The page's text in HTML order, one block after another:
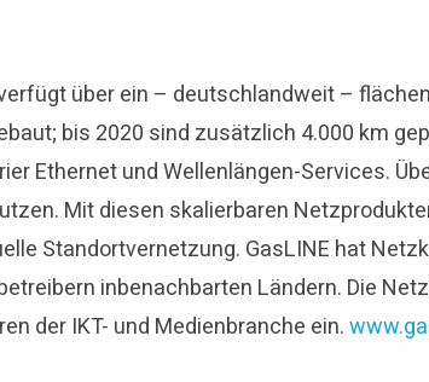
über ein – deutschlandweit –
bis 2020 sind zusätzlich 4.000 km
Ethernet und Wellenlängen-Services.
Mit diesen skalierbaren
Standortvernetzung. GasLINE hat
inbenachbarten Ländern. Die
der IKT- und Medienbranche ein.